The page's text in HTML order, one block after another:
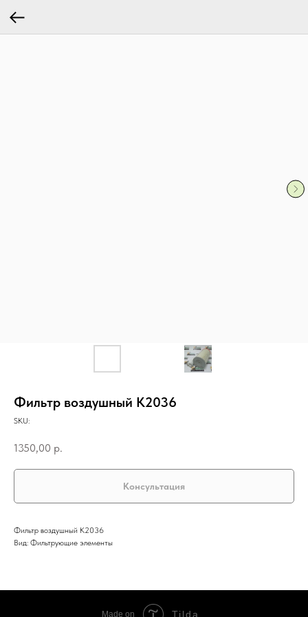
Фильтр воздушный K2036
SKU:
1350,00 р.
Консультация
Фильтр воздушный K2036
Вид: Фильтрующие элементы
Made on Tilda